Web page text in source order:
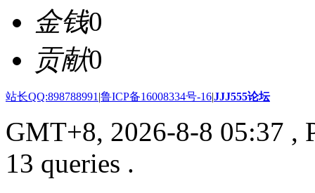
金钱0
贡献0
站长QQ:898788991 |鲁ICP备16008334号-16|JJJ555论坛
GMT+8, 2026-8-8 05:37 ,
13 queries .